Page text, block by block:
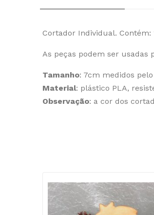
Cortador Individual. Contém:
As peças podem ser usadas
Tamanho: 7cm medidos
Material: plástico PLA,
Observação: a cor dos